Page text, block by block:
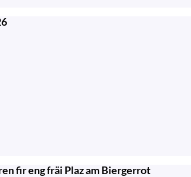
fir eng fräi Plaz am Biergerrot